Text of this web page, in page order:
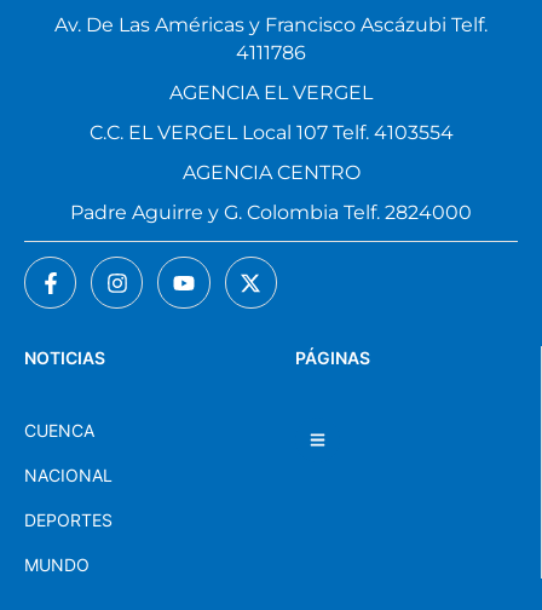
PÁGINAS
NOTICIAS
CUENCA
NACIONAL
DEPORTES
MUNDO
Av. De Las Américas y Francisco Ascázubi Telf.
4111786
AGENCIA EL VERGEL
C.C. EL VERGEL Local 107 Telf. 4103554
AGENCIA CENTRO
Padre Aguirre y G. Colombia Telf. 2824000